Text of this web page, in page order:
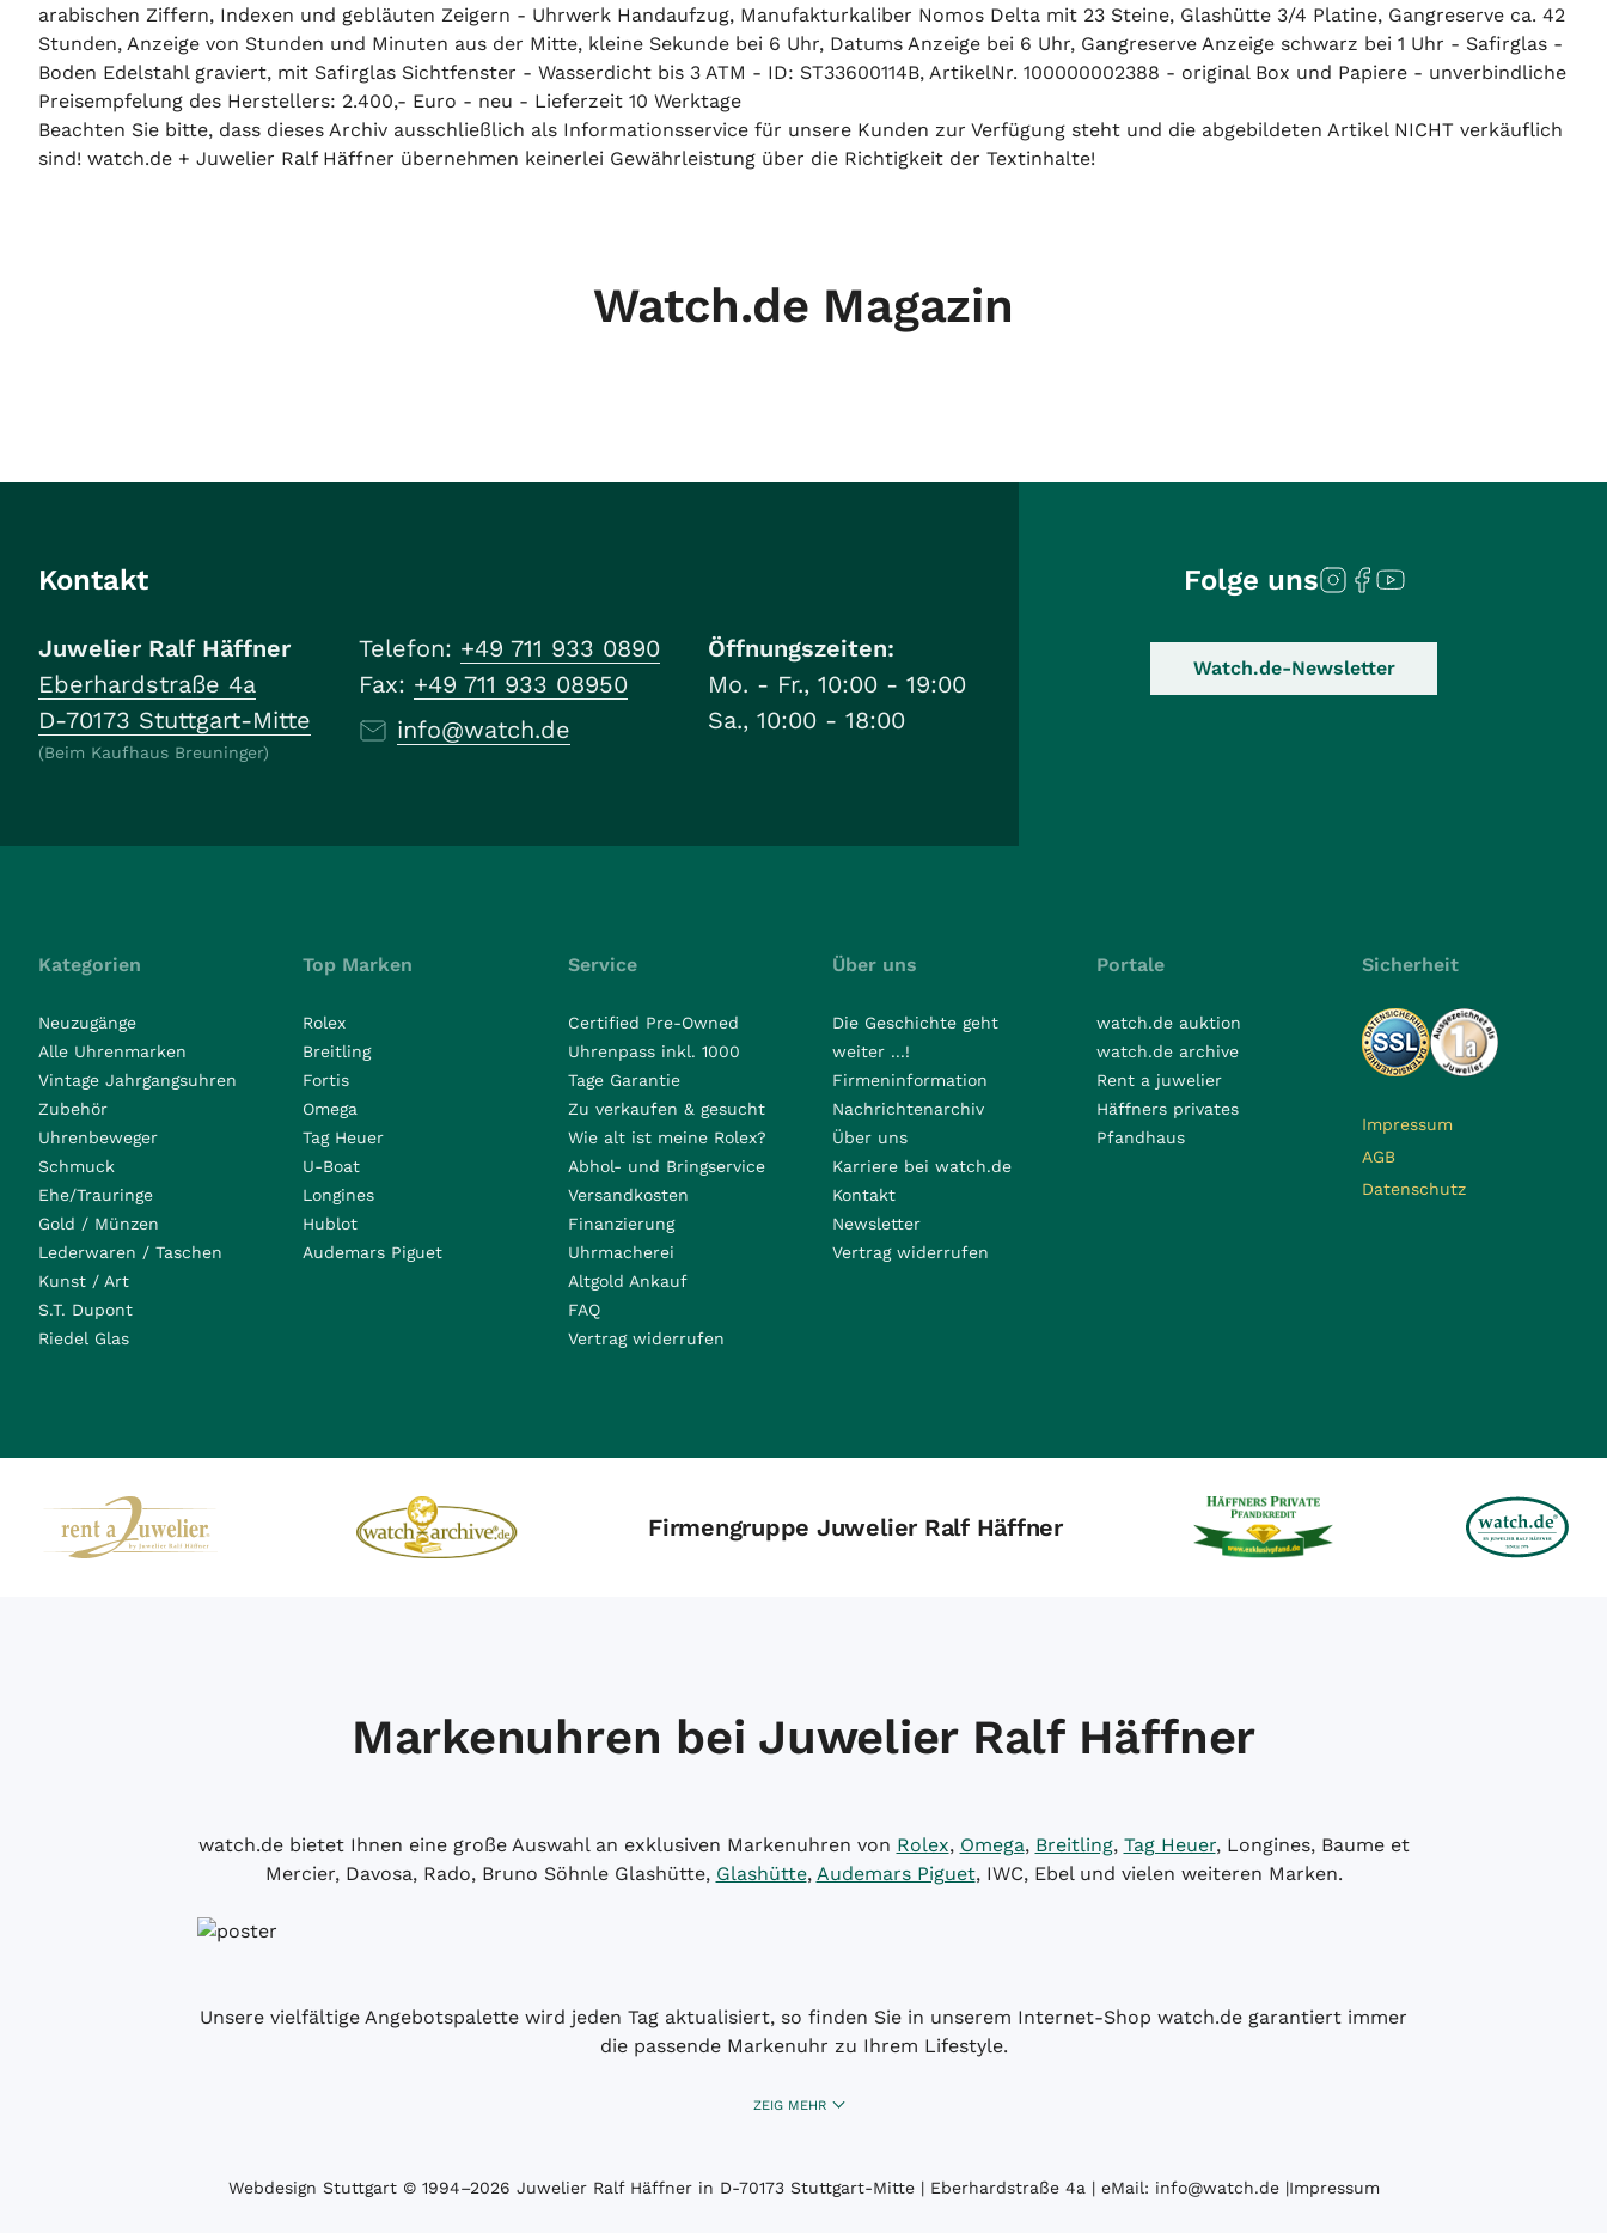
arabischen Ziffern, Indexen und gebläuten Zeigern - Uhrwerk Handaufzug, Manufakturkaliber Nomos Delta mit 23 Steine, Glashütte 3/4 Platine, Gangreserve ca. 42
Stunden, Anzeige von Stunden und Minuten aus der Mitte, kleine Sekunde bei 6 Uhr, Datums Anzeige bei 6 Uhr, Gangreserve Anzeige schwarz bei 1 Uhr - Safirglas -
Boden Edelstahl graviert, mit Safirglas Sichtfenster - Wasserdicht bis 3 ATM - ID: ST33600114B, ArtikelNr. 100000002388 - original Box und Papiere - unverbindliche
Preisempfelung des Herstellers: 2.400,- Euro - neu - Lieferzeit 10 Werktage
Beachten Sie bitte, dass dieses Archiv ausschließlich als Informationsservice für unsere Kunden zur Verfügung steht und die abgebildeten Artikel NICHT verkäuflich
sind! watch.de + Juwelier Ralf Häffner übernehmen keinerlei Gewährleistung über die Richtigkeit der Textinhalte!
Watch.de Magazin
Kontakt
Juwelier Ralf Häffner
Eberhardstraße 4a
D-70173 Stuttgart-Mitte
(Beim Kaufhaus Breuninger)
Telefon: +49 711 933 0890
Fax: +49 711 933 08950
info@watch.de
Öffnungszeiten:
Mo. - Fr., 10:00 - 19:00
Sa., 10:00 - 18:00
Folge uns
Watch.de-Newsletter
Kategorien
Neuzugänge
Alle Uhrenmarken
Vintage Jahrgangsuhren
Zubehör
Uhrenbeweger
Schmuck
Ehe/Trauringe
Gold / Münzen
Lederwaren / Taschen
Kunst / Art
S.T. Dupont
Riedel Glas
Top Marken
Rolex
Breitling
Fortis
Omega
Tag Heuer
U-Boat
Longines
Hublot
Audemars Piguet
Service
Certified Pre-Owned
Uhrenpass inkl. 1000
Tage Garantie
Zu verkaufen & gesucht
Wie alt ist meine Rolex?
Abhol- und Bringservice
Versandkosten
Finanzierung
Uhrmacherei
Altgold Ankauf
FAQ
Vertrag widerrufen
Über uns
Die Geschichte geht
weiter ...!
Firmeninformation
Nachrichtenarchiv
Über uns
Karriere bei watch.de
Kontakt
Newsletter
Vertrag widerrufen
Portale
watch.de auktion
watch.de archive
Rent a juwelier
Häffners privates
Pfandhaus
Sicherheit
Impressum
AGB
Datenschutz
Firmengruppe Juwelier Ralf Häffner
Markenuhren bei Juwelier Ralf Häffner
watch.de bietet Ihnen eine große Auswahl an exklusiven Markenuhren von Rolex, Omega, Breitling, Tag Heuer, Longines, Baume et
Mercier, Davosa, Rado, Bruno Söhnle Glashütte, Glashütte, Audemars Piguet, IWC, Ebel und vielen weiteren Marken.
Unsere vielfältige Angebotspalette wird jeden Tag aktualisiert, so finden Sie in unserem Internet-Shop watch.de garantiert immer
die passende Markenuhr zu Ihrem Lifestyle.
ZEIG MEHR
Webdesign Stuttgart© 1994­–2026 Juwelier Ralf Häffner in D-70173 Stuttgart-Mitte | Eberhardstraße 4a | eMail: info@watch.de|Impressum